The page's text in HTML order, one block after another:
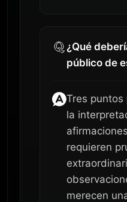
¿Qué
público de
Tres puntos
la
requieren
merecen